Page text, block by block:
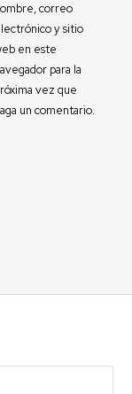
correo
y sitio
en este
para la
vez que
un comentario.